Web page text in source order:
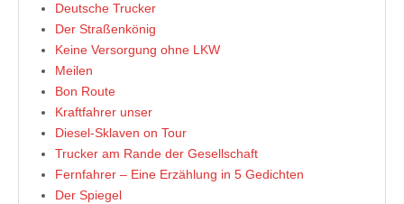
Deutsche Trucker
Der Straßenkönig
Keine Versorgung ohne LKW
Meilen
Bon Route
Kraftfahrer unser
Diesel-Sklaven on Tour
Trucker am Rande der Gesellschaft
Fernfahrer – Eine Erzählung in 5 Gedichten
Der Spiegel